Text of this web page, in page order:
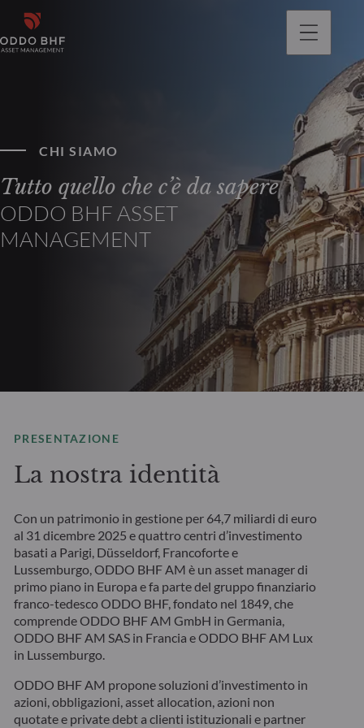
CHI SIAMO
Tutto quello che c’è da sapere
ODDO BHF ASSET
MANAGEMENT
PRESENTAZIONE
La nostra identità
Con un patrimonio in gestione per 64,7 miliardi di euro
al 31 dicembre 2025 e quattro centri d’investimento
basati a Parigi, Düsseldorf, Francoforte e
Lussemburgo, ODDO BHF AM è un asset manager di
primo piano in Europa e fa parte del gruppo finanziario
franco-tedesco ODDO BHF, fondato nel 1849, che
comprende ODDO BHF AM GmbH in Germania,
ODDO BHF AM SAS in Francia e ODDO BHF AM Lux
in Lussemburgo.
ODDO BHF AM propone soluzioni d’investimento in
azioni, obbligazioni, asset allocation, azioni non
quotate e private debt a clienti istituzionali e partner